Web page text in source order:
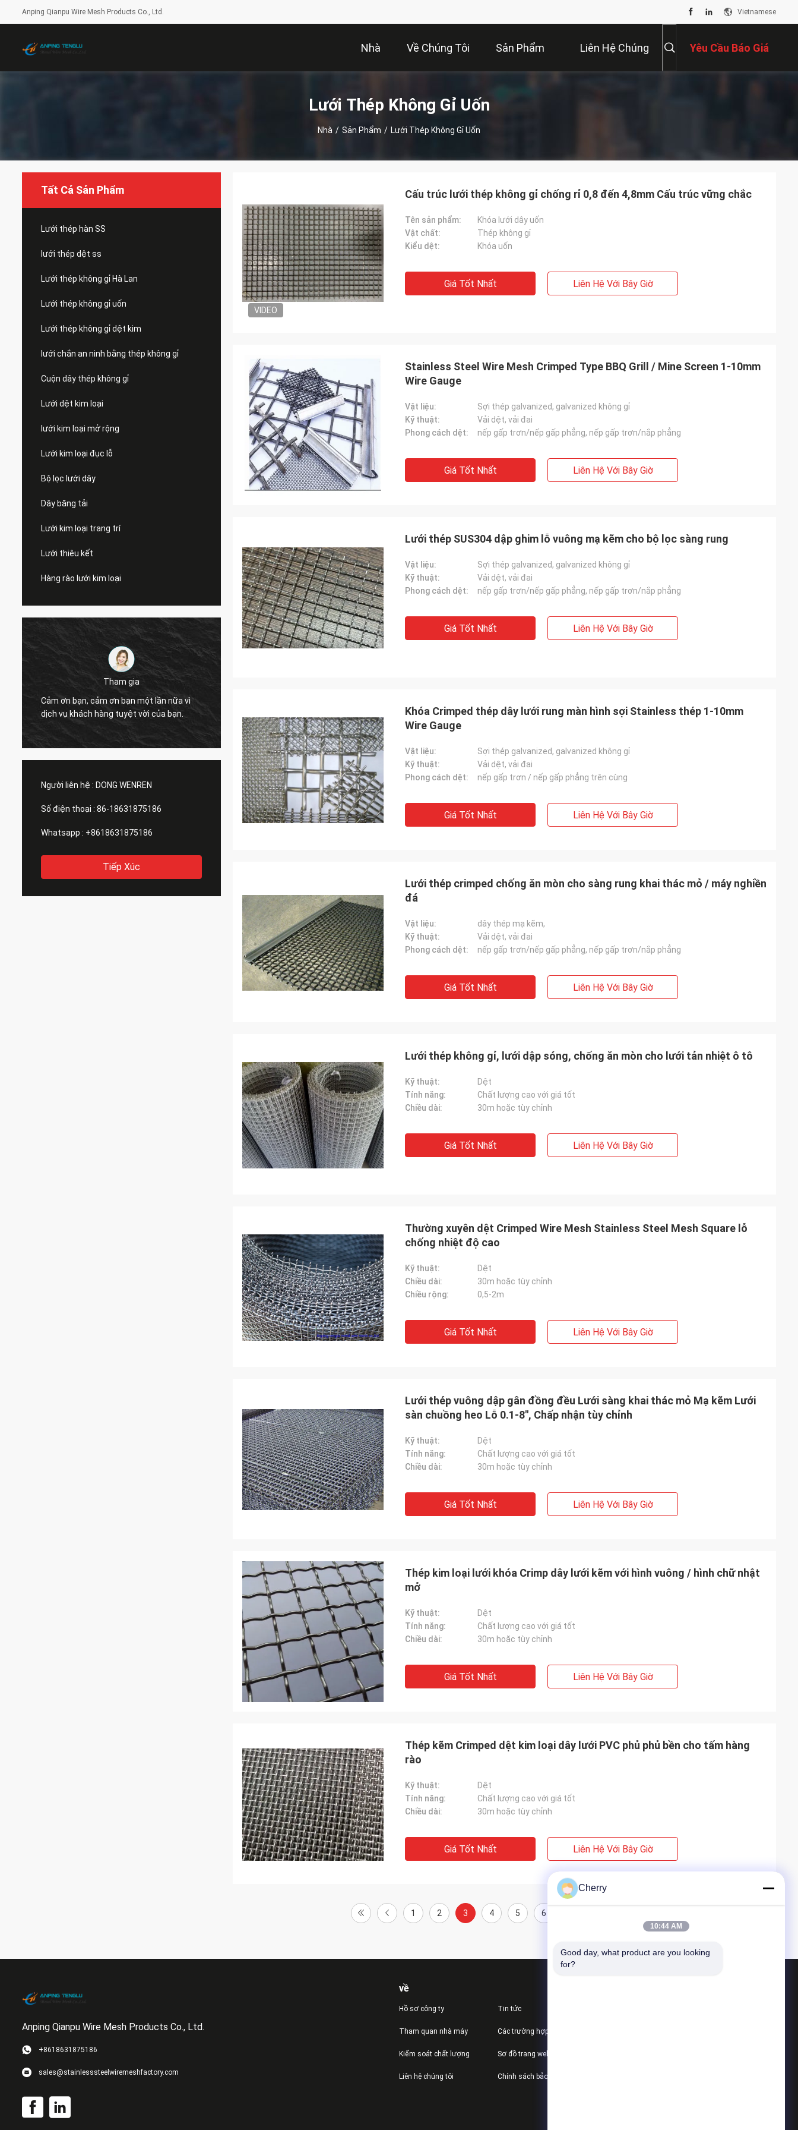
Anping Qianpu Wire Mesh Products Co., Ltd. Vietnamese
Nhà Về Chúng Tôi Sản Phẩm Liên Hệ Chúng Yêu Cầu Báo Giá
Lưới Thép Không Gỉ Uốn
Nhà / Sản Phẩm / Lưới Thép Không Gỉ Uốn
Tất Cả Sản Phẩm
Lưới thép hàn SS
lưới thép dệt ss
Lưới thép không gỉ Hà Lan
Lưới thép không gỉ uốn
Lưới thép không gỉ dệt kim
lưới chắn an ninh bằng thép không gỉ
Cuộn dây thép không gỉ
Lưới dệt kim loại
lưới kim loại mở rộng
Lưới kim loại đục lỗ
Bộ lọc lưới dây
Dây băng tải
Lưới kim loại trang trí
Lưới thiêu kết
Hàng rào lưới kim loại
Tham gia
Cảm ơn bạn, cảm ơn bạn một lần nữa vì
dịch vụ khách hàng tuyệt vời của bạn.
Người liên hệ : DONG WENREN
Số điện thoại : 86-18631875186
Whatsapp : +8618631875186
Tiếp Xúc
VIDEO
Cấu trúc lưới thép không gỉ chống rỉ 0,8 đến 4,8mm Cấu trúc vững chắc
Tên sản phẩm:
Khóa lưới dây uốn
Vật chất:
Thép không gỉ
Kiểu dệt:
Khóa uốn
Giá Tốt Nhất Liên Hệ Với Bây Giờ
Stainless Steel Wire Mesh Crimped Type BBQ Grill / Mine Screen 1-10mm
Wire Gauge
Vật liệu:
Sợi thép galvanized, galvanized không gỉ
Kỹ thuật:
Vải dệt, vải đai
Phong cách dệt:
nếp gấp trơn/nếp gấp phẳng, nếp gấp trơn/nắp phẳng
Giá Tốt Nhất Liên Hệ Với Bây Giờ
Lưới thép SUS304 dập ghim lỗ vuông mạ kẽm cho bộ lọc sàng rung
Vật liệu:
Sợi thép galvanized, galvanized không gỉ
Kỹ thuật:
Vải dệt, vải đai
Phong cách dệt:
nếp gấp trơn/nếp gấp phẳng, nếp gấp trơn/nắp phẳng
Giá Tốt Nhất Liên Hệ Với Bây Giờ
Khóa Crimped thép dây lưới rung màn hình sợi Stainless thép 1-10mm
Wire Gauge
Vật liệu:
Sợi thép galvanized, galvanized không gỉ
Kỹ thuật:
Vải dệt, vải đai
Phong cách dệt:
nếp gấp trơn / nếp gấp phẳng trên cùng
Giá Tốt Nhất Liên Hệ Với Bây Giờ
Lưới thép crimped chống ăn mòn cho sàng rung khai thác mỏ / máy nghiền
đá
Vật liệu:
dây thép mạ kẽm,
Kỹ thuật:
Vải dệt, vải đai
Phong cách dệt:
nếp gấp trơn/nếp gấp phẳng, nếp gấp trơn/nắp phẳng
Giá Tốt Nhất Liên Hệ Với Bây Giờ
Lưới thép không gỉ, lưới dập sóng, chống ăn mòn cho lưới tản nhiệt ô tô
Kỹ thuật:
Dệt
Tính năng:
Chất lượng cao với giá tốt
Chiều dài:
30m hoặc tùy chỉnh
Giá Tốt Nhất Liên Hệ Với Bây Giờ
Thường xuyên dệt Crimped Wire Mesh Stainless Steel Mesh Square lỗ
chống nhiệt độ cao
Kỹ thuật:
Dệt
Chiều dài:
30m hoặc tùy chỉnh
Chiều rộng:
0,5-2m
Giá Tốt Nhất Liên Hệ Với Bây Giờ
Lưới thép vuông dập gân đồng đều Lưới sàng khai thác mỏ Mạ kẽm Lưới
sàn chuồng heo Lỗ 0.1-8", Chấp nhận tùy chỉnh
Kỹ thuật:
Dệt
Tính năng:
Chất lượng cao với giá tốt
Chiều dài:
30m hoặc tùy chỉnh
Giá Tốt Nhất Liên Hệ Với Bây Giờ
Thép kim loại lưới khóa Crimp dây lưới kẽm với hình vuông / hình chữ nhật
mở
Kỹ thuật:
Dệt
Tính năng:
Chất lượng cao với giá tốt
Chiều dài:
30m hoặc tùy chỉnh
Giá Tốt Nhất Liên Hệ Với Bây Giờ
Thép kẽm Crimped dệt kim loại dây lưới PVC phủ phủ bền cho tấm hàng
rào
Kỹ thuật:
Dệt
Tính năng:
Chất lượng cao với giá tốt
Chiều dài:
30m hoặc tùy chỉnh
Giá Tốt Nhất Liên Hệ Với Bây Giờ
1 2 3 4 5 6
Anping Qianpu Wire Mesh Products Co., Ltd.
+8618631875186
sales@stainlesssteelwiremeshfactory.com
về
Hồ sơ công ty
Tham quan nhà máy
Kiểm soát chất lượng
Liên hệ chúng tôi
Tin tức
Các trường hợp
Sơ đồ trang web
Chính sách bảo mật
Cherry
10:44 AM
Good day, what product are you looking
for?